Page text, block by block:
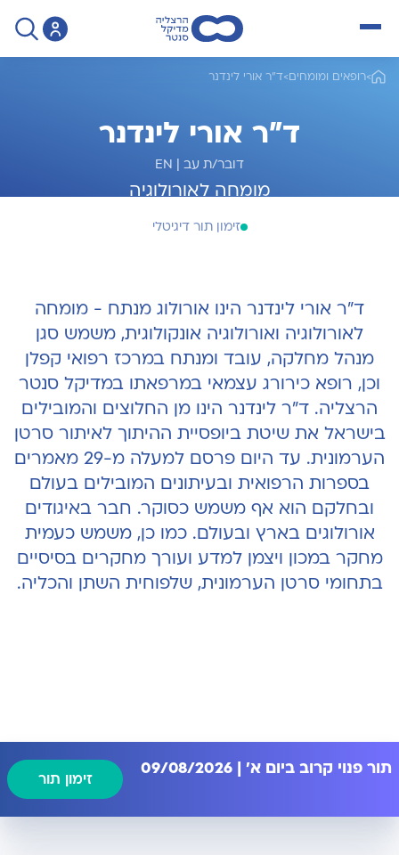
>רופאים ומומחים>ד"ר אורי לינדנר
ד"ר אורי לינדנר
דובר/ת עב |
EN
מומחה לאורולוגיה
זימון תור דיגיטלי
ד"ר אורי לינדנר הינו אורולוג מנתח - מומחה
לאורולוגיה ואורולוגיה אונקולוגית, משמש סגן
מנהל מחלקה, עובד ומנתח במרכז רפואי קפלן
וכן, רופא כירורג עצמאי במרפאתו במדיקל סנטר
הרצליה. ד"ר לינדנר הינו מן החלוצים והמובילים
בישראל את שיטת ביופסיית ההיתוך לאיתור סרטן
הערמונית. עד היום פרסם למעלה מ-29 מאמרים
בספרות הרפואית ובעיתונים המובילים בעולם
ובחלקם הוא אף משמש כסוקר. חבר באיגודים
אורולוגים בארץ ובעולם. כמו כן, משמש כעמית
מחקר במכון ויצמן למדע ועורך מחקרים בסיסיים
בתחומי סרטן הערמונית, שלפוחית השתן והכליה.
תור פנוי קרוב ביום א' | 09/08/2026
זימון תור